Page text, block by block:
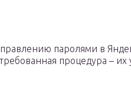
паролями в
процедура – их